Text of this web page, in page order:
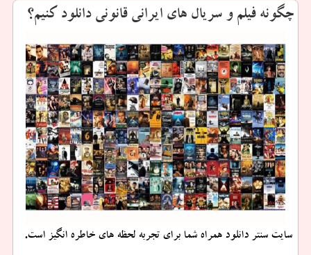
چگونه فیلم و سریال های ایرانی قانونی دانلود كنیم؟
سایت سنتر دانلود همراه شما برای تجربه لحظه های خاطره انگیز است.